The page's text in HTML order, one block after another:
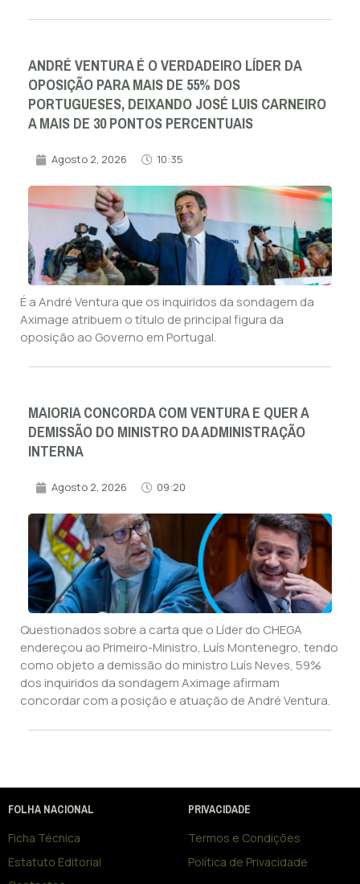
ANDRÉ VENTURA É O VERDADEIRO LÍDER DA
OPOSIÇÃO PARA MAIS DE 55% DOS
PORTUGUESES, DEIXANDO JOSÉ LUIS CARNEIRO
A MAIS DE 30 PONTOS PERCENTUAIS
Agosto 2, 2026 10:35
É a André Ventura que os inquiridos da sondagem da
Aximage atribuem o título de principal figura da
oposição ao Governo em Portugal.
MAIORIA CONCORDA COM VENTURA E QUER A
DEMISSÃO DO MINISTRO DA ADMINISTRAÇÃO
INTERNA
Agosto 2, 2026 09:20
Questionados sobre a carta que o Líder do CHEGA
endereçou ao Primeiro-Ministro, Luís Montenegro, tendo
como objeto a demissão do ministro Luís Neves, 59%
dos inquiridos da sondagem Aximage afirmam
concordar com a posição e atuação de André Ventura.
FOLHA NACIONAL
Ficha Técnica
Estatuto Editorial
PRIVACIDADE
Termos e Condições
Política de Privacidade